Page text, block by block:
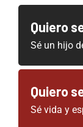
Quiero
Sé un hijo
Quiero
Sé vida y